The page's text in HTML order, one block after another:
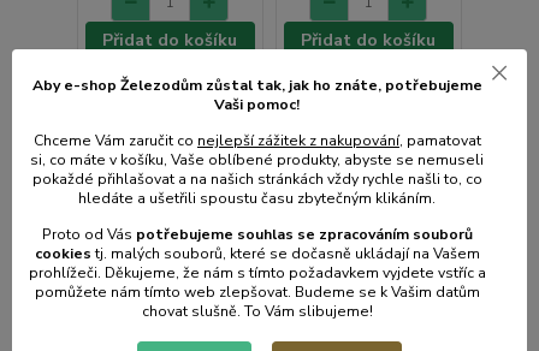
Přidat do košíku Přidat do košíku
Aby e-shop Železodům zůstal tak, jak ho znáte, potřebujeme
Vaši pomoc!
Chceme Vám zaručit co nejlepší zážitek z nakupování, pamatovat
si, co máte v košíku, Vaše oblíbené produkty, abyste se nemuseli
pokaždé přihlašovat a na našich stránkách vždy rychle našli to, co
hledáte a ušetřili spoustu času zbytečným klikáním.
Proto od Vás potřebujeme souhlas se zpracováním souborů
cookiestj. malých souborů, které se dočasně ukládají na Vašem
prohlížeči. Děkujeme, že nám s tímto požadavkem vyjdete vstříc a
pomůžete nám tímto web zlepšovat. Budeme se k Vašim datům
chovat slušně. To Vám slibujeme!